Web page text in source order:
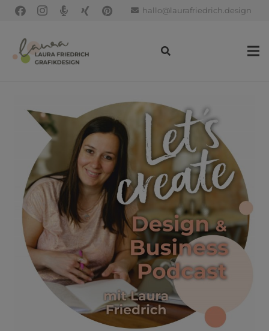
hallo@laurafriedrich.design